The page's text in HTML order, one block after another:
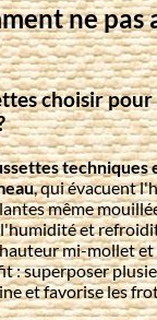
ne
choisir
, qui évacuent
même
et
mi-mollet
: superposer
et favorise les